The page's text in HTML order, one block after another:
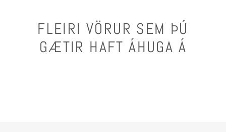
FLEIRI VÖRUR SEM ÞÚ
GÆTIR HAFT ÁHUGA Á